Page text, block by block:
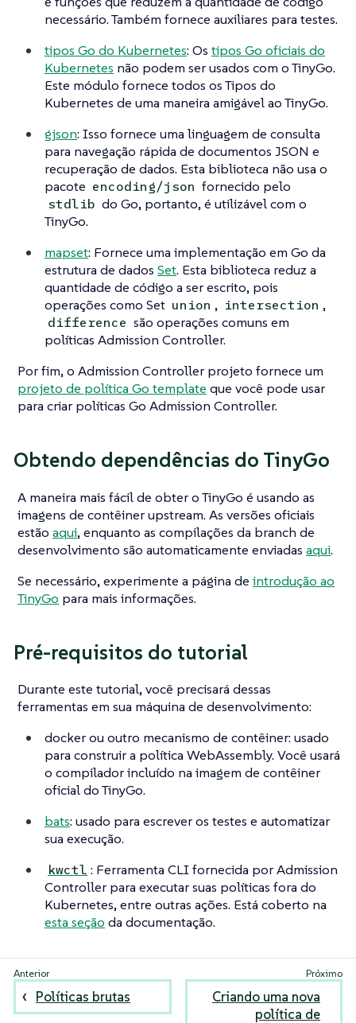
necessário. Também fornece auxiliares para testes.
tipos Go do Kubernetes: Os tipos Go oficiais do
Kubernetes não podem ser usados com o TinyGo.
Este módulo fornece todos os Tipos do
Kubernetes de uma maneira amigável ao TinyGo.
gjson: Isso fornece uma linguagem de consulta
para navegação rápida de documentos JSON e
recuperação de dados. Esta biblioteca não usa o
pacote encoding/json fornecido pelo
stdlib do Go, portanto, é utilizável com o
TinyGo.
mapset: Fornece uma implementação em Go da
estrutura de dados Set. Esta biblioteca reduz a
quantidade de código a ser escrito, pois
operações como Set union , intersection ,
difference são operações comuns em
políticas Admission Controller.
Por fim, o Admission Controller projeto fornece um
projeto de política Go template que você pode usar
para criar políticas Go Admission Controller.
Obtendo dependências do TinyGo
A maneira mais fácil de obter o TinyGo é usando as
imagens de contêiner upstream. As versões oficiais
estão aqui, enquanto as compilações da branch de
desenvolvimento são automaticamente enviadas aqui.
Se necessário, experimente a página de introdução ao
TinyGo para mais informações.
Pré-requisitos do tutorial
Durante este tutorial, você precisará dessas
ferramentas em sua máquina de desenvolvimento:
docker ou outro mecanismo de contêiner: usado
para construir a política WebAssembly. Você usará
o compilador incluído na imagem de contêiner
oficial do TinyGo.
bats: usado para escrever os testes e automatizar
sua execução.
kwctl : Ferramenta CLI fornecida por Admission
Controller para executar suas políticas fora do
Kubernetes, entre outras ações. Está coberto na
esta seção da documentação.
Políticas brutas
Criando uma nova
política de